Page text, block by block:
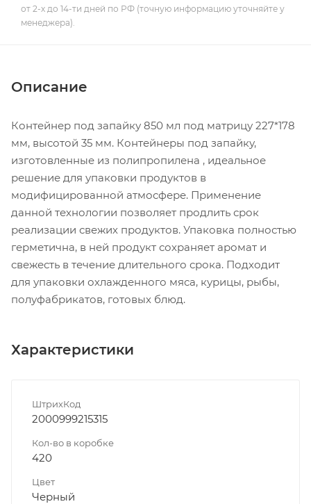
от 2-х до 14-ти дней по РФ (точную информацию уточняйте у
менеджера).
Описание
Контейнер под запайку 850 мл под матрицу 227*178
мм, высотой 35 мм. Контейнеры под запайку,
изготовленные из полипропилена , идеальное
решение для упаковки продуктов в
модифицированной атмосфере. Применение
данной технологии позволяет продлить срок
реализации свежих продуктов. Упаковка полностью
герметична, в ней продукт сохраняет аромат и
свежесть в течение длительного срока. Подходит
для упаковки охлажденного мяса, курицы, рыбы,
полуфабрикатов, готовых блюд.
Характеристики
ШтрихКод
2000999215315
Кол-во в коробке
420
Цвет
Черный